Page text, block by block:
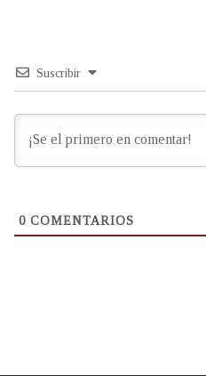
Suscribir
0 COMENTARIOS